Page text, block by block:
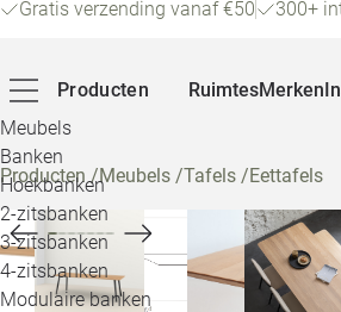
Gratis verzending vanaf €50 300+
Producten
Meubels
Banken
Hoekbanken
2-zitsbanken
3-zitsbanken
4-zitsbanken
Modulaire banken
RuimtesMerken
Producten/Meubels /Tafels /Eettafels